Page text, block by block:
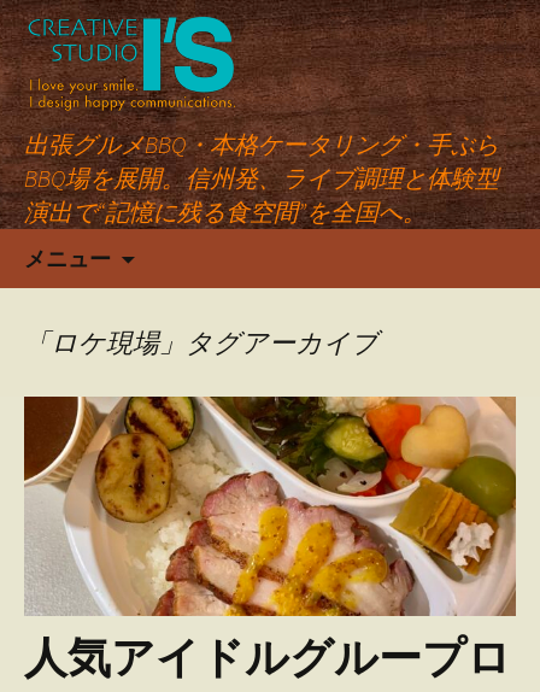
出張グルメBBQ・本格ケータリング・手ぶら
BBQ場を展開。信州発、ライブ調理と体験型
演出で“記憶に残る食空間”を全国へ。
メニュー
ン
ツ
へ
ス
キ
ッ
プ
「ロケ現場」タグアーカイブ
人気アイドルグループロ